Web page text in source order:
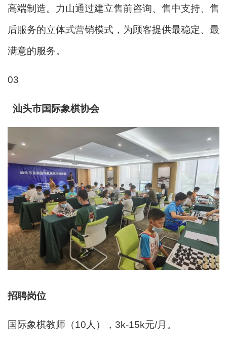
高端制造。力山通过建立售前咨询、售中支持、售
后服务的立体式营销模式，为顾客提供最稳定、最
满意的服务。
03
汕头市国际象棋协会
招聘岗位
国际象棋教师（10人），3k-15k元/月。